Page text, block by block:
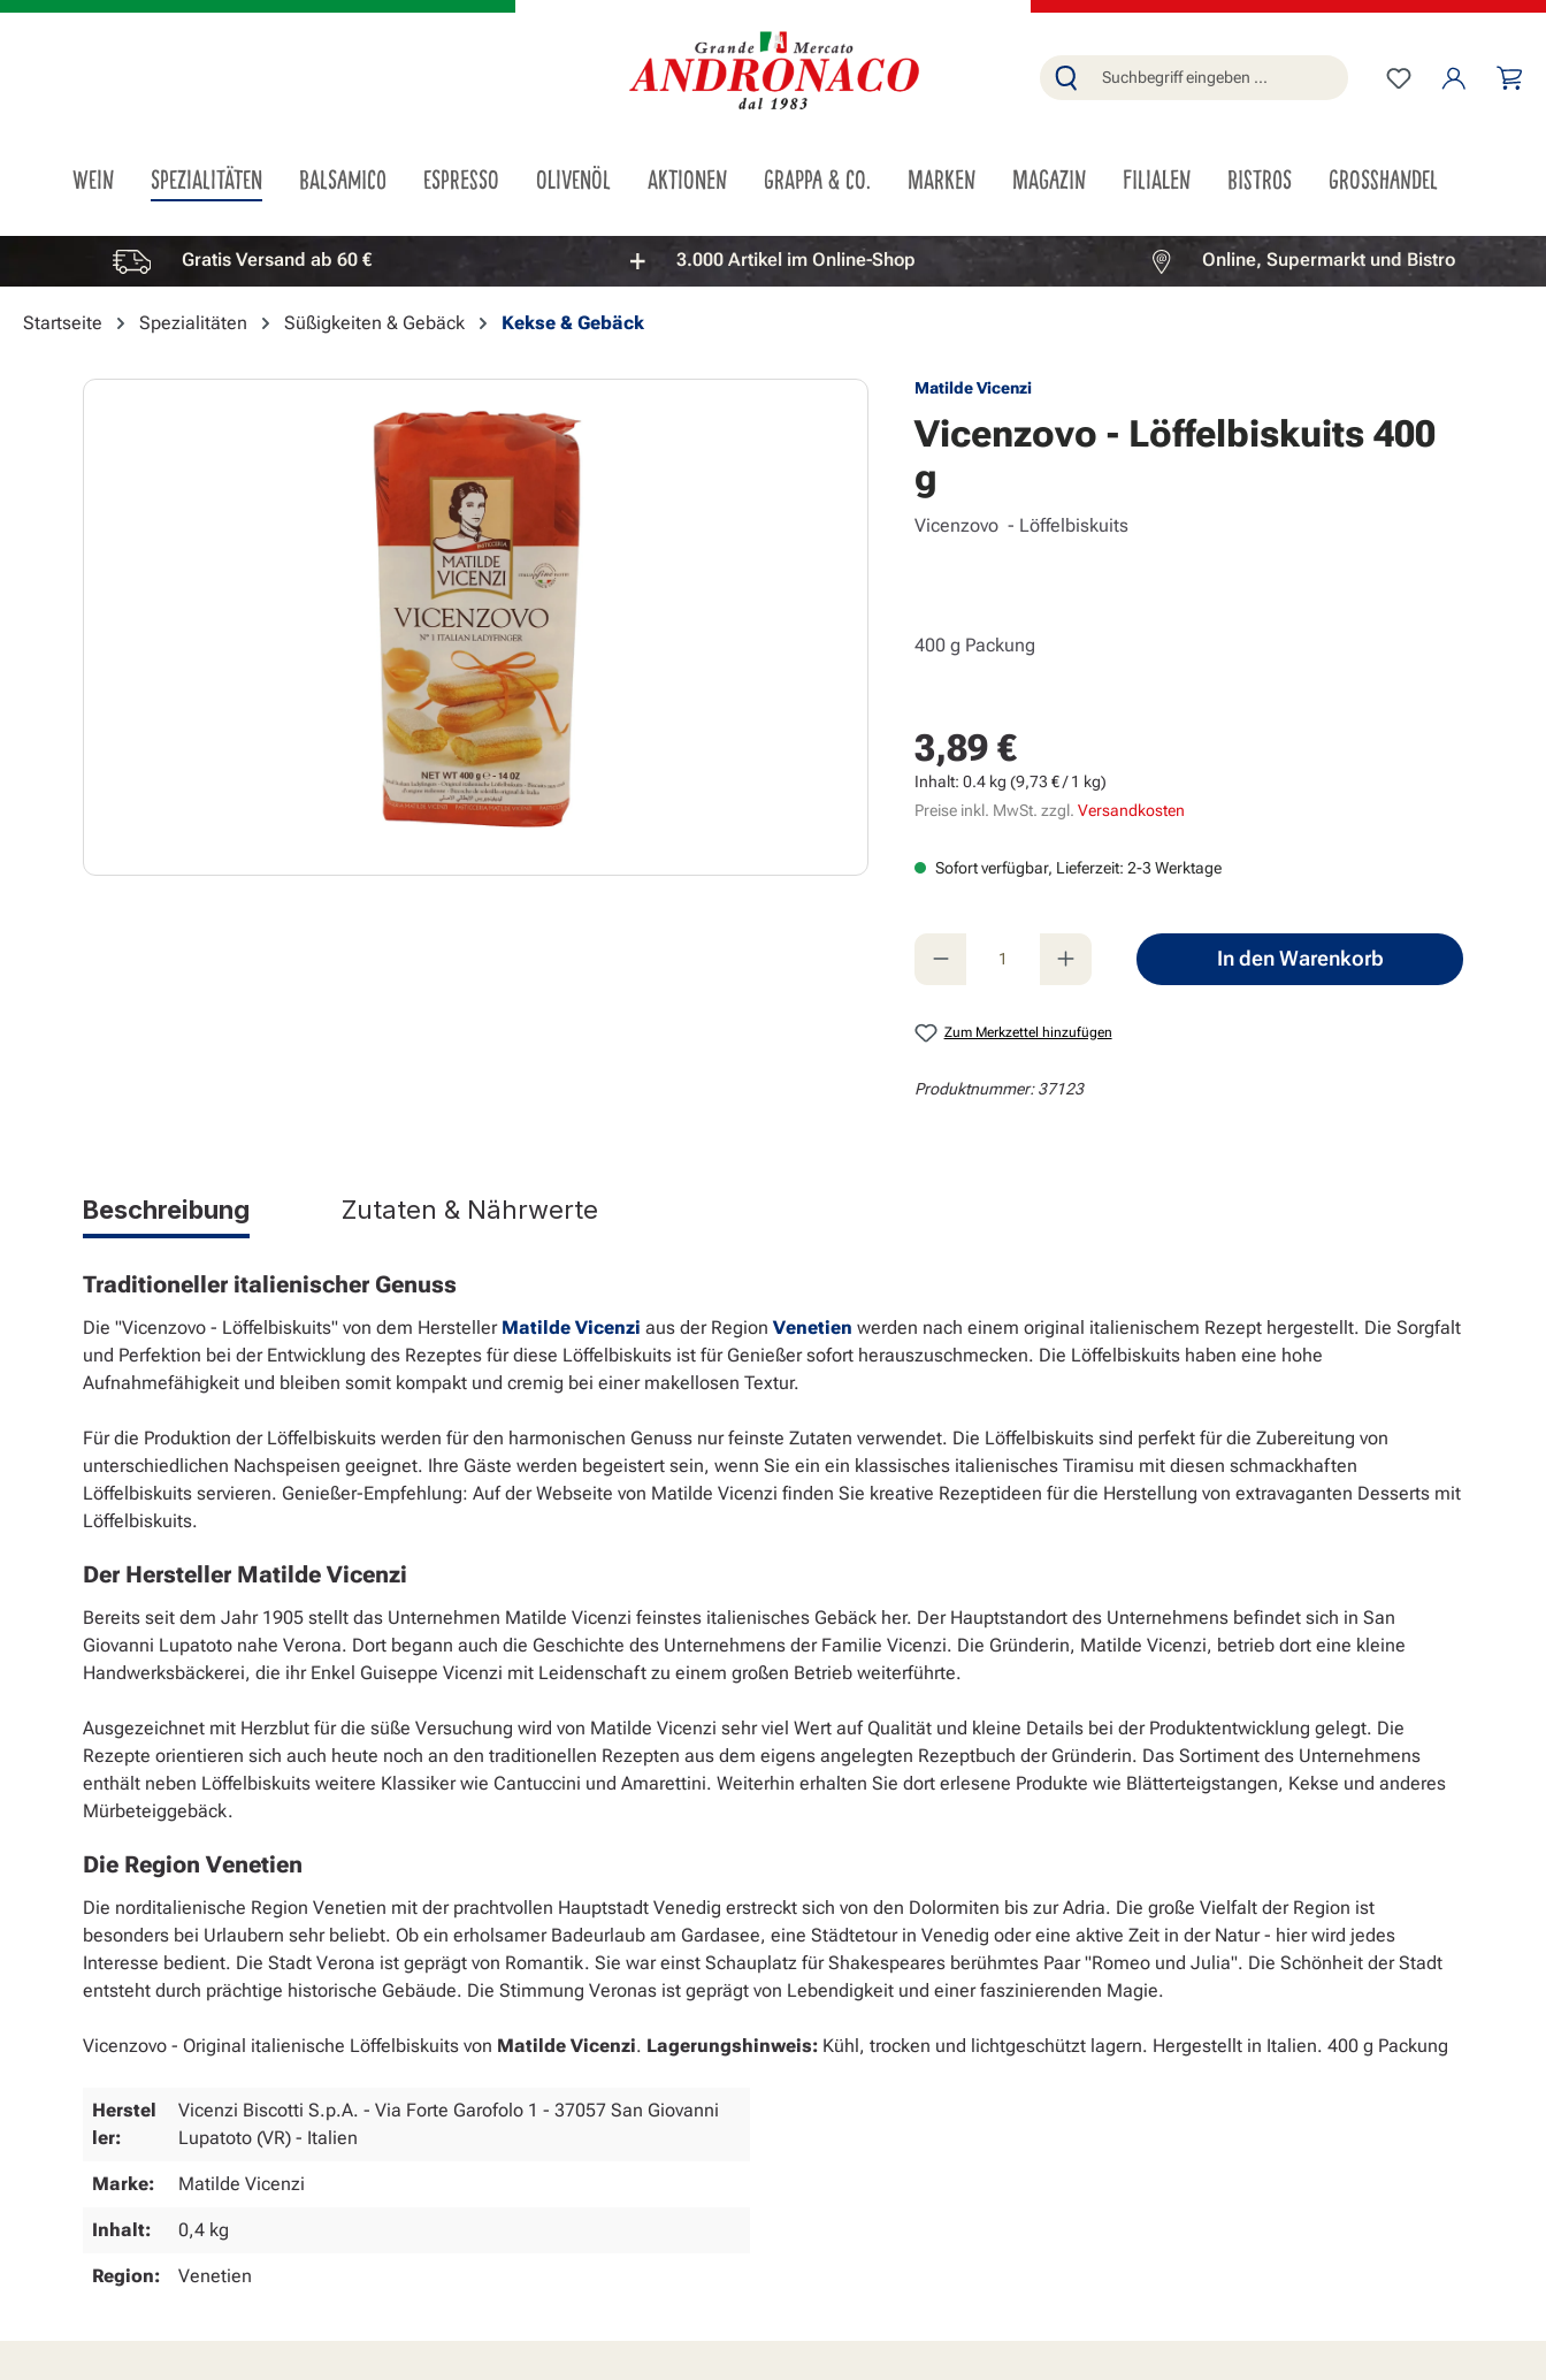
Du hast 0
WEIN SPEZIALITÄTEN BALSAMICO ESPRESSO OLIVENÖL AKTIONEN GRAPPA & CO. MARKEN MAGAZIN FILIALEN BISTROS GROSSHANDEL
Vorteile überspringen Gratis Versand ab 60 € 3.000 Artikel im Online-Shop Online, Supermarkt und Bistro
Startseite Spezialitäten Süßigkeiten & Gebäck Kekse & Gebäck
Bildergalerie überspringen Matilde Vicenzi
Vicenzovo - Löffelbiskuits 400
g
Vicenzovo - Löffelbiskuits
400 g Packung
Regulärer Preis:
3,89 €
Inhalt:0.4 kg(9,73 € / 1 kg)
Preise inkl. MwSt. zzgl.Versandkosten
Sofort verfügbar, Lieferzeit: 2-3 Werktage
Produkt Anzahl: Gib den gewünschten Wert ein
In den Warenkorb
Zum Merkzettel hinzufügen
Produktnummer:37123
Beschreibung Zutaten & Nährwerte
Traditioneller italienischer Genuss
Die "Vicenzovo - Löffelbiskuits" von dem Hersteller Matilde Vicenzi aus der Region Venetien werden nach einem original italienischem Rezept hergestellt. Die Sorgfalt
und Perfektion bei der Entwicklung des Rezeptes für diese Löffelbiskuits ist für Genießer sofort herauszuschmecken. Die Löffelbiskuits haben eine hohe
Aufnahmefähigkeit und bleiben somit kompakt und cremig bei einer makellosen Textur.
Für die Produktion der Löffelbiskuits werden für den harmonischen Genuss nur feinste Zutaten verwendet. Die Löffelbiskuits sind perfekt für die Zubereitung von
unterschiedlichen Nachspeisen geeignet. Ihre Gäste werden begeistert sein, wenn Sie ein ein klassisches italienisches Tiramisu mit diesen schmackhaften
Löffelbiskuits servieren. Genießer-Empfehlung: Auf der Webseite von Matilde Vicenzi finden Sie kreative Rezeptideen für die Herstellung von extravaganten Desserts mit
Löffelbiskuits.
Der Hersteller Matilde Vicenzi
Bereits seit dem Jahr 1905 stellt das Unternehmen Matilde Vicenzi feinstes italienisches Gebäck her. Der Hauptstandort des Unternehmens befindet sich in San
Giovanni Lupatoto nahe Verona. Dort begann auch die Geschichte des Unternehmens der Familie Vicenzi. Die Gründerin, Matilde Vicenzi, betrieb dort eine kleine
Handwerksbäckerei, die ihr Enkel Guiseppe Vicenzi mit Leidenschaft zu einem großen Betrieb weiterführte.
Ausgezeichnet mit Herzblut für die süße Versuchung wird von Matilde Vicenzi sehr viel Wert auf Qualität und kleine Details bei der Produktentwicklung gelegt. Die
Rezepte orientieren sich auch heute noch an den traditionellen Rezepten aus dem eigens angelegten Rezeptbuch der Gründerin. Das Sortiment des Unternehmens
enthält neben Löffelbiskuits weitere Klassiker wie Cantuccini und Amarettini. Weiterhin erhalten Sie dort erlesene Produkte wie Blätterteigstangen, Kekse und anderes
Mürbeteiggebäck.
Die Region Venetien
Die norditalienische Region Venetien mit der prachtvollen Hauptstadt Venedig erstreckt sich von den Dolormiten bis zur Adria. Die große Vielfalt der Region ist
besonders bei Urlaubern sehr beliebt. Ob ein erholsamer Badeurlaub am Gardasee, eine Städtetour in Venedig oder eine aktive Zeit in der Natur - hier wird jedes
Interesse bedient. Die Stadt Verona ist geprägt von Romantik. Sie war einst Schauplatz für Shakespeares berühmtes Paar "Romeo und Julia". Die Schönheit der Stadt
entsteht durch prächtige historische Gebäude. Die Stimmung Veronas ist geprägt von Lebendigkeit und einer faszinierenden Magie.
Vicenzovo - Original italienische Löffelbiskuits von Matilde Vicenzi. Lagerungshinweis: Kühl, trocken und lichtgeschützt lagern. Hergestellt in Italien. 400 g Packung
Herstel
ler:
Vicenzi Biscotti S.p.A. - Via Forte Garofolo 1 - 37057 San Giovanni
Lupatoto (VR) - Italien
Marke: Matilde Vicenzi
Inhalt: 0,4 kg
Region: Venetien